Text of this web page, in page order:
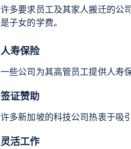
许多要求员工及其家人搬迁的公
是子女的学费。
人寿保险
一些公司为其高管员工提供人寿
签证赞助
许多新加坡的科技公司热衷于吸
灵活工作